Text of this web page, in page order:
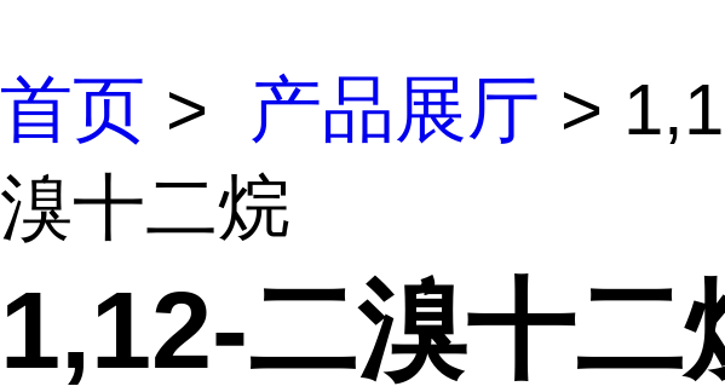
首页 > 产品展厅 >
溴十二烷
1,12-二溴十二